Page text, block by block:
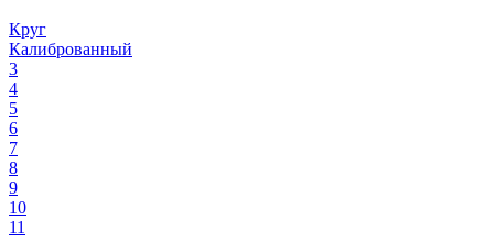
Круг
Калиброванный
3
4
5
6
7
8
9
10
11